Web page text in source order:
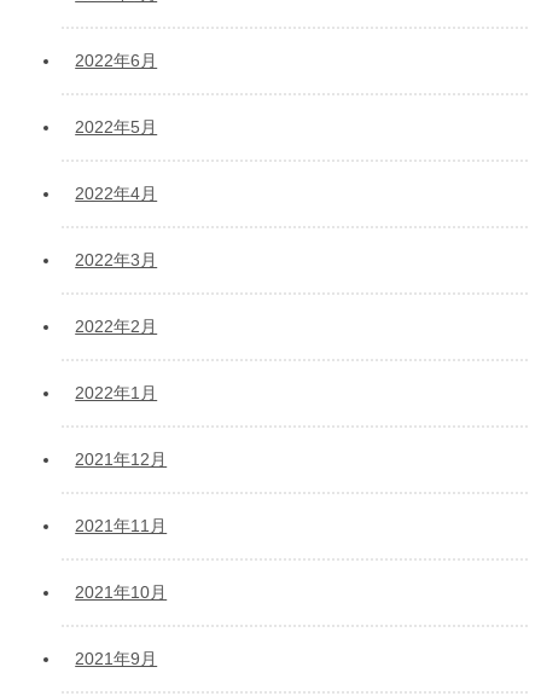
2022年6月
2022年5月
2022年4月
2022年3月
2022年2月
2022年1月
2021年12月
2021年11月
2021年10月
2021年9月